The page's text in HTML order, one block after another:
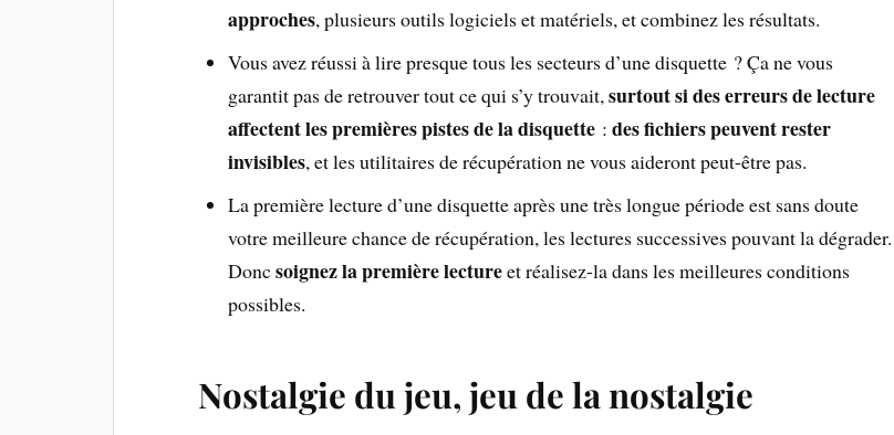
approches, plusieurs outils logiciels et matériels, et combinez les résultats.
Vous avez réussi à lire presque tous les secteurs d’une disquette ? Ça ne vous
garantit pas de retrouver tout ce qui s’y trouvait,surtout si des erreurs de lecture
affectent les premières pistes de la disquette: des fichiers peuvent rester
invisibles, et les utilitaires de récupération ne vous aideront peut-être pas.
La première lecture d’une disquette après une très longue période est sans doute
votre meilleure chance de récupération, les lectures successives pouvant la dégrader.
Doncsoignezlapremière lectureet réalisez-la dans les meilleures conditions
possibles.
Nostalgie du jeu, jeu de la nostalgie